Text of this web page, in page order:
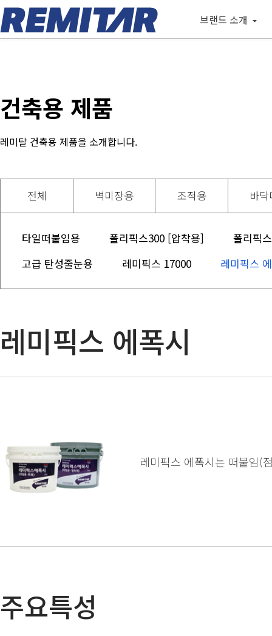
브랜드 소개
건축용 제품
레미탈 건축용 제품을 소개합니다.
전체 벽미장용 조적용 바
타일떠붙임용 폴리픽스300 [압착용]
폴리픽
고급 탄성줄눈용
레미픽스 17000 레미픽스
레미픽스 에폭시
레미픽스 에폭시는 떠붙임(
주요특성